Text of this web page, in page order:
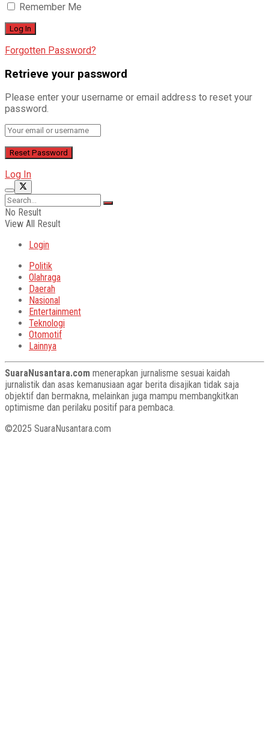
Remember Me
Forgotten Password?
Retrieve your password
Please enter your username or email address to reset your
password.
Log In
No Result
View All Result
Login
Politik
Olahraga
Daerah
Nasional
Entertainment
Teknologi
Otomotif
Lainnya
SuaraNusantara.com menerapkan jurnalisme sesuai kaidah
jurnalistik dan asas kemanusiaan agar berita disajikan tidak saja
objektif dan bermakna, melainkan juga mampu membangkitkan
optimisme dan perilaku positif para pembaca.
©2025 SuaraNusantara.com